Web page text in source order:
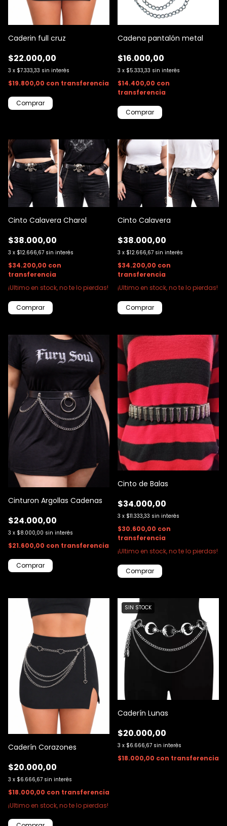
Caderin full cruz
$22.000,00
3 x $7.333,33 sin interés
$19.800,00 con transferencia
Cadena pantalón metal
$16.000,00
3 x $5.333,33 sin interés
$14.400,00 con
transferencia
Cinto Calavera Charol
$38.000,00
3 x $12.666,67 sin interés
$34.200,00 con
transferencia
¡Ultimo en stock, no te lo pierdas!
Cinto Calavera
$38.000,00
3 x $12.666,67 sin interés
$34.200,00 con
transferencia
¡Ultimo en stock, no te lo pierdas!
Cinturon Argollas Cadenas
$24.000,00
3 x $8.000,00 sin interés
$21.600,00 con transferencia
Cinto de Balas
$34.000,00
3 x $11.333,33 sin interés
$30.600,00 con
transferencia
¡Ultimo en stock, no te lo pierdas!
Comprar
Caderín Corazones
$20.000,00
3 x $6.666,67 sin interés
$18.000,00 con transferencia
¡Ultimo en stock, no te lo pierdas!
SIN STOCK
Caderín Lunas
$20.000,00
3 x $6.666,67 sin interés
$18.000,00 con transferencia